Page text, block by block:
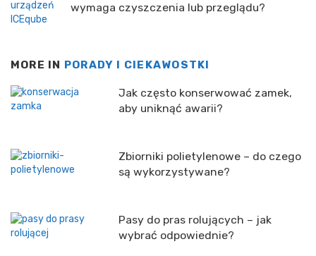
wymaga czyszczenia lub przeglądu?
MORE IN PORADY I CIEKAWOSTKI
Jak często konserwować zamek,
aby uniknąć awarii?
Zbiorniki polietylenowe – do czego
są wykorzystywane?
Pasy do pras rolujących – jak
wybrać odpowiednie?